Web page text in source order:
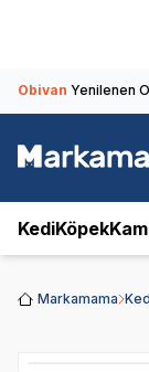
Obivan Yenilenen
KediKöpek
Markamama